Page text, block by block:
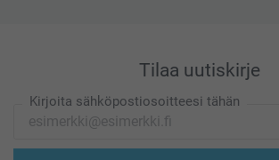
Tilaa uutiskirje
Kirjoita sähköpostiosoitteesi tähän